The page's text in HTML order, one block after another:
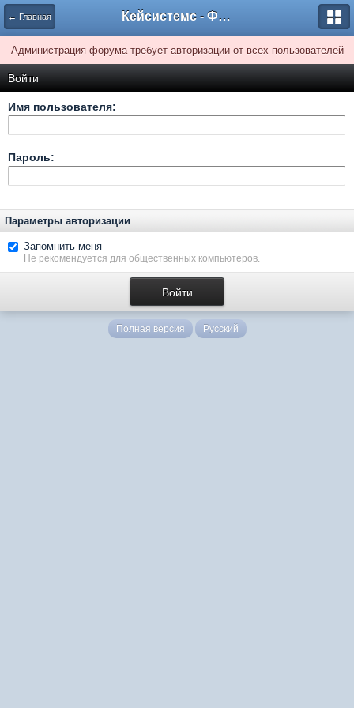
← Главная Кейсистемс - Форумы
Администрация форума требует авторизации от всех пользователей
Войти
Имя пользователя:
Пароль:
Параметры авторизации
Запомнить меня
Не рекомендуется для общественных компьютеров.
Полная версия Русский